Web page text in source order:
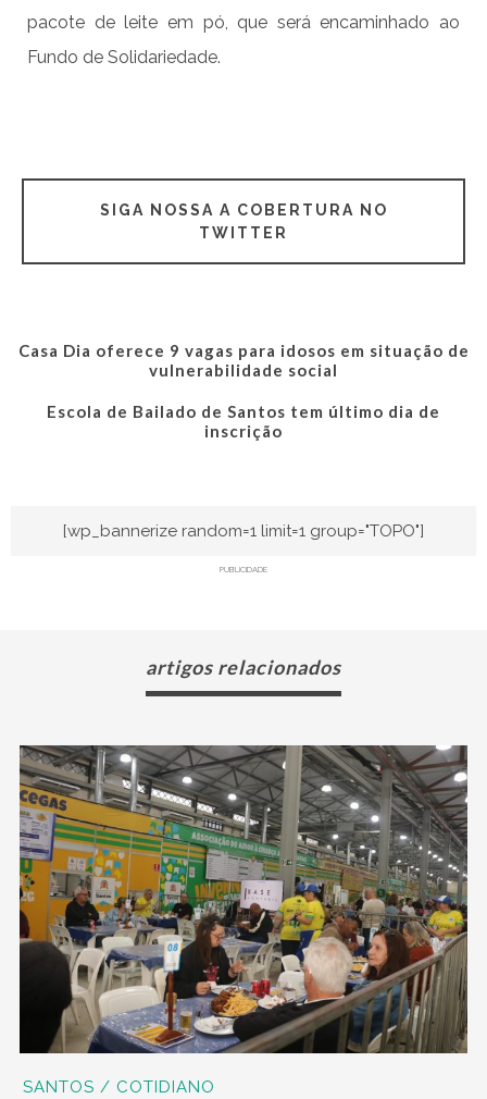
pacote de leite em pó, que será encaminhado ao
Fundo de Solidariedade.
SIGA NOSSA A COBERTURA NO
TWITTER
Casa Dia oferece 9 vagas para idosos em situação de
vulnerabilidade social
Escola de Bailado de Santos tem último dia de
inscrição
[wp_bannerize random=1 limit=1 group="TOPO"]
PUBLICIDADE
artigos relacionados
SANTOS / COTIDIANO